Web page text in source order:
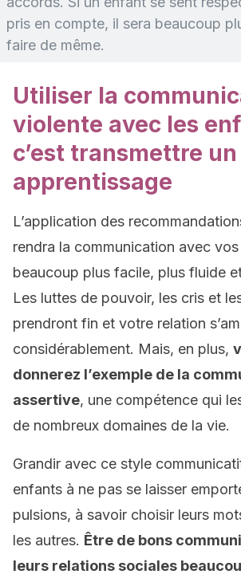
pris en compte, il sera beaucoup
faire de même.
Utiliser la
violente avec les
c’est transmettre
apprentissage
L’application des
rendra la communication avec
beaucoup plus facile, plus fluide
Les luttes de pouvoir, les cris et
prendront fin et votre relation
considérablement. Mais, en plus,
donnerez l’exemple de la
assertive, une compétence qui
de nombreux domaines de la vie.
Grandir avec ce style
enfants à ne pas se laisser
pulsions, à savoir choisir leurs
les autres. Être de bons
leurs relations sociales